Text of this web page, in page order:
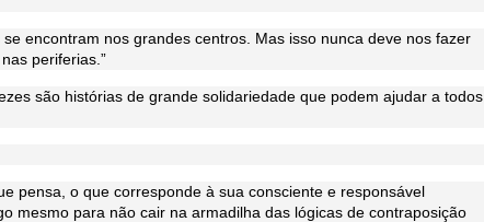
encontram nos grandes centros. Mas isso nunca deve nos fazer
periferias.”
são histórias de grande solidariedade que podem ajudar a todos
pensa, o que corresponde à sua consciente e responsável
mesmo para não cair na armadilha das lógicas de contraposição